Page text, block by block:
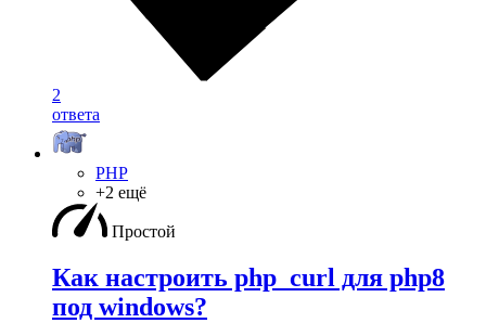
2
ответа
PHP
+2 ещё
Простой
Как настроить php_curl для php8
под windows?